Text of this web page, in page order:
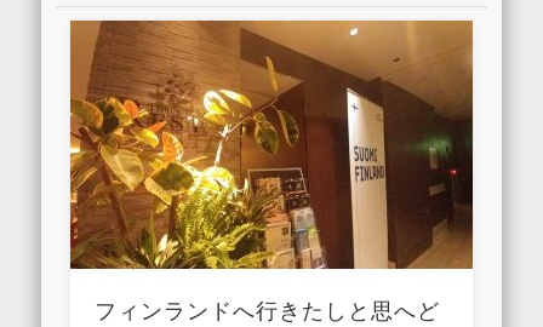
フィンランドへ行きたしと思へど